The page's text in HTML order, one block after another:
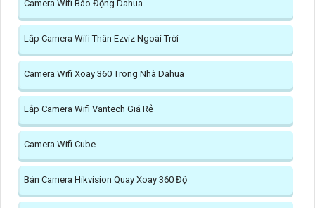
Camera Wifi Báo Động Dahua
Lắp Camera Wifi Thân Ezviz Ngoài Trời
Camera Wifi Xoay 360 Trong Nhà Dahua
Lắp Camera Wifi Vantech Giá Rẻ
Camera Wifi Cube
Bán Camera Hikvision Quay Xoay 360 Độ